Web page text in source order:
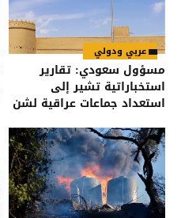
عربي ودولي
مسؤول سعودي: تقارير
استخباراتية تشير إلى
استعداد جماعات عراقية لشن